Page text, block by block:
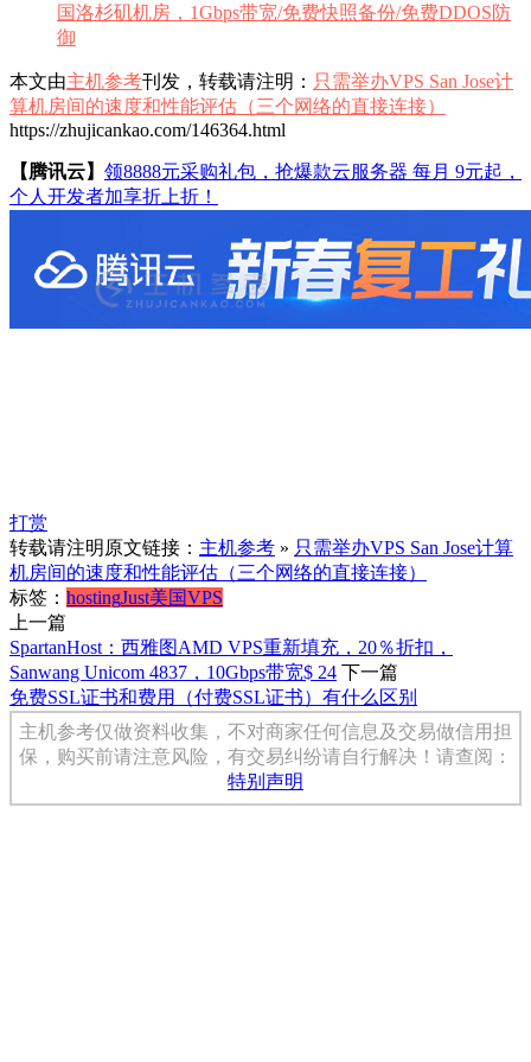
国洛杉矶机房，1Gbps带宽/免费快照备份/免费DDOS防
御
本文由主机参考刊发，转载请注明： 只需举办VPS San Jose计
算机房间的速度和性能评估（三个网络的直接连接）
https://zhujicankao.com/146364.html
【腾讯云】 领8888元采购礼包，抢爆款云服务器 每月 9元起，
个人开发者加享折上折！
打赏
转载请注明原文链接： 主机参考 » 只需举办VPS San Jose计算
机房间的速度和性能评估（三个网络的直接连接）
标签： hostingJust美国VPS
上一篇
SpartanHost：西雅图AMD VPS重新填充，20％折扣，
Sanwang Unicom 4837，10Gbps带宽$ 24 下一篇
免费SSL证书和费用（付费SSL证书）有什么区别
主机参考仅做资料收集，不对商家任何信息及交易做信用担
保，购买前请注意风险，有交易纠纷请自行解决！请查阅：
特别声明